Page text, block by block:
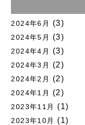
2024年6月 (3)
2024年5月 (3)
2024年4月 (3)
2024年3月 (2)
2024年2月 (2)
2024年1月 (2)
2023年11月 (1)
2023年10月 (1)